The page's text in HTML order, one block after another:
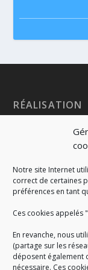
Notre site Internet
correct de certaines
préférences en tant
Ces cookies appelés
En revanche, nous
(partage sur les
déposent également
nécessaire. Ces
RÉALISATION